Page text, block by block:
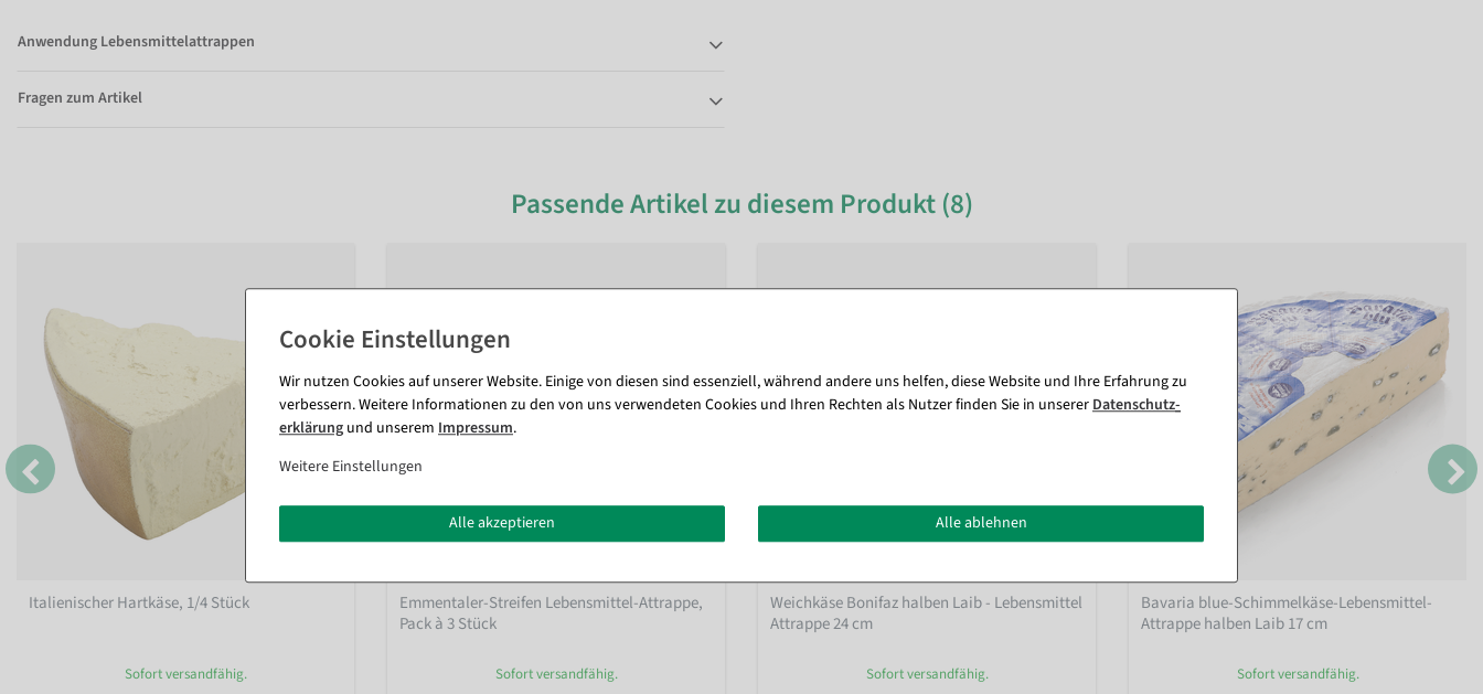
Anwendung Lebensmittelattrappen
Fragen zum Artikel
Passende Artikel zu diesem Produkt (8)
Italienischer Hartkäse, 1/4 Stück
Sofort versandfähig.
Emmentaler-Streifen Lebensmittel-Attrappe,
Pack à 3 Stück
Sofort versandfähig.
Weichkäse Bonifaz halben Laib - Lebensmittel
Attrappe 24 cm
Sofort versandfähig.
Bavaria blue-Schimmelkäse-Lebensmittel-
Attrappe halben Laib 17 cm
Sofort versandfähig.
Wir nutzen Cookies auf unserer Website. Einige von diesen sind essenziell, während andere uns helfen, diese Website und Ihre Erfahrung zu
verbessern. Weitere Informationen zu den von uns verwendeten Cookies und Ihren Rechten als Nutzer finden Sie in unsererDaten­schutz­
erklärung und unserem Impressum.
Weitere Einstellungen
Alle akzeptieren Alle ablehnen